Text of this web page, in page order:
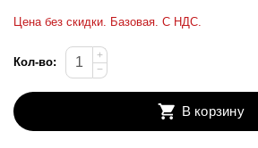
Цена без скидки. Базовая. С НДС.
Кол-во:
+
−
В корзину